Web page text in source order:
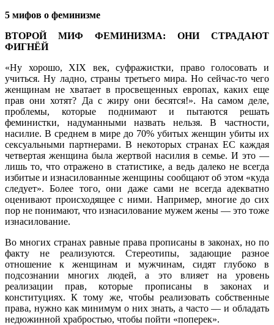
5 мифов о феминизме
ВТОРОЙ МИФ ФЕМИНИЗМА: ОНИ СТРАДАЮТ
ФИГНЁЙ
«Ну хорошо, XIX век, суфражистки, право голосовать и
учиться. Ну ладно, страны третьего мира. Но сейчас-то чего
женщинам не хватает в просвещенных европах, каких еще
прав они хотят? Да с жиру они бесятся!». На самом деле,
проблемы, которые поднимают и пытаются решать
феминистки, надуманными назвать нельзя. В частности,
насилие. В среднем в мире до 70% убитых женщин убиты их
сексуальными партнерами. В некоторых странах ЕС каждая
четвертая женщина была жертвой насилия в семье. И это —
лишь то, что отражено в статистике, а ведь далеко не всегда
избитые и изнасилованные женщины сообщают об этом «куда
следует». Более того, они даже сами не всегда адекватно
оценивают происходящее с ними. Например, многие до сих
пор не понимают, что изнасилование мужем жены — это тоже
изнасилование.
Во многих странах равные права прописаны в законах, но по
факту не реализуются. Стереотипы, задающие разное
отношение к женщинам и мужчинам, сидят глубоко в
подсознании многих людей, а это влияет на уровень
реализации прав, которые прописаны в законах и
конституциях. К тому же, чтобы реализовать собственные
права, нужно как минимум о них знать, а часто — и обладать
недюжинной храбростью, чтобы пойти «поперек».